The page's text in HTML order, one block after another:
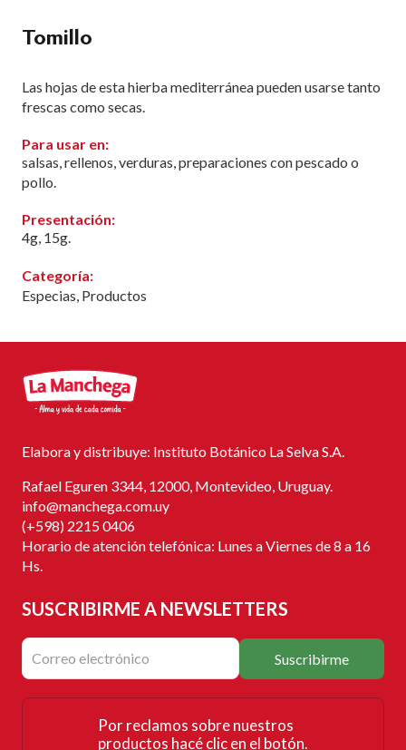
Tomillo
Las hojas de esta hierba mediterránea pueden usarse tanto
frescas como secas.
Para usar en:
salsas, rellenos, verduras, preparaciones con pescado o
pollo.
Presentación:
4g, 15g.
Categoría:
Especias, Productos
Elabora y distribuye: Instituto Botánico La Selva S.A.
Rafael Eguren 3344, 12000, Montevideo, Uruguay.
info@manchega.com.uy
(+598) 2215 0406
Horario de atención telefónica: Lunes a Viernes de 8 a 16
Hs.
SUSCRIBIRME A NEWSLETTERS
Suscribirme
Por reclamos sobre nuestros
productos hacé clic en el botón.